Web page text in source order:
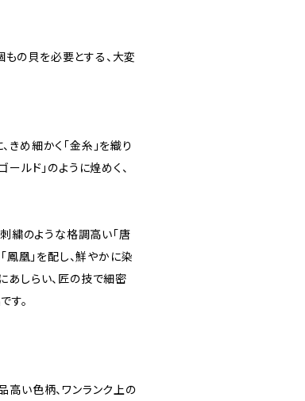
の貝を必要とする、大変
め細かく「金糸」を織り
ルド」のように煌めく、
刺繍のような格調高い「唐
鳳凰」を配し、鮮やかに染
あしらい、匠の技で細密
す。
い色柄、ワンランク上の